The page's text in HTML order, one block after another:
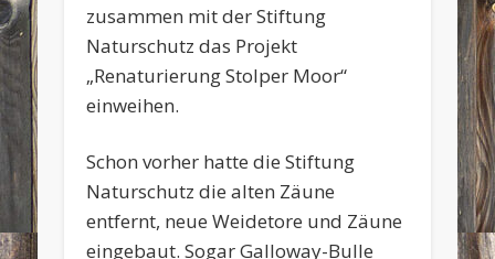
zusammen mit der Stiftung
Naturschutz das Projekt
„Renaturierung Stolper Moor“
einweihen.
Schon vorher hatte die Stiftung
Naturschutz die alten Zäune
entfernt, neue Weidetore und Zäune
eingebaut. Sogar Galloway-Bulle